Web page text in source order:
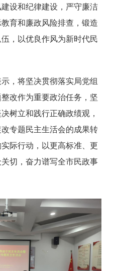
设和纪律建设，严守廉洁
育和廉政风险排查，锻造
，以优良作风为新时代民
，将坚决贯彻落实局党组
改作为重要政治任务，坚
决树立和践行正确政绩观 ，
专题民主生活会的成果转
际行动，以更高标准、更
切，奋力谱写全市民政事